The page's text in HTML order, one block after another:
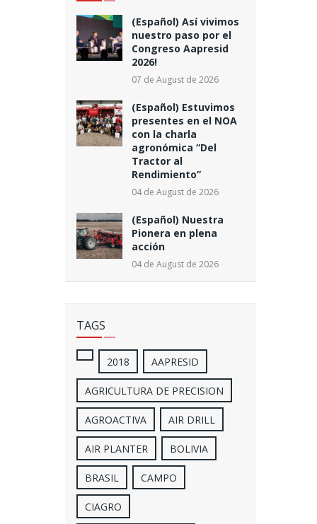
(Español) Así vivimos
nuestro paso por el
Congreso Aapresid
2026!
07 de August de 2026
(Español) Estuvimos
presentes en el NOA
con la charla
agronómica “Del
Tractor al
Rendimiento”
04 de August de 2026
(Español) Nuestra
Pionera en plena
acción
04 de August de 2026
TAGS
2018 AAPRESID
AGRICULTURA DE PRECISION
AGROACTIVA AIR DRILL
AIR PLANTER BOLIVIA
BRASIL CAMPO
CIAGRO